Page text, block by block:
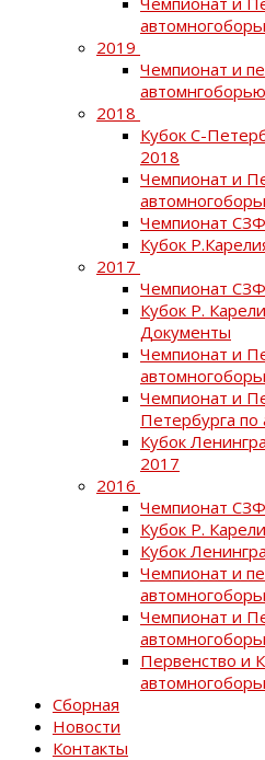
2019
Чемпионат и
2018
Кубок С-
2018
Чемпионат и
Чемпионат
Кубок
2017
Чемпионат
Кубок Р.
Документы
Чемпионат и
Чемпионат и
Петербурга
Кубок
2017
2016
Чемпионат
Кубок Р.
Кубок
Чемпионат и
Чемпионат и
Первенство и
Сборная
Новости
Контакты